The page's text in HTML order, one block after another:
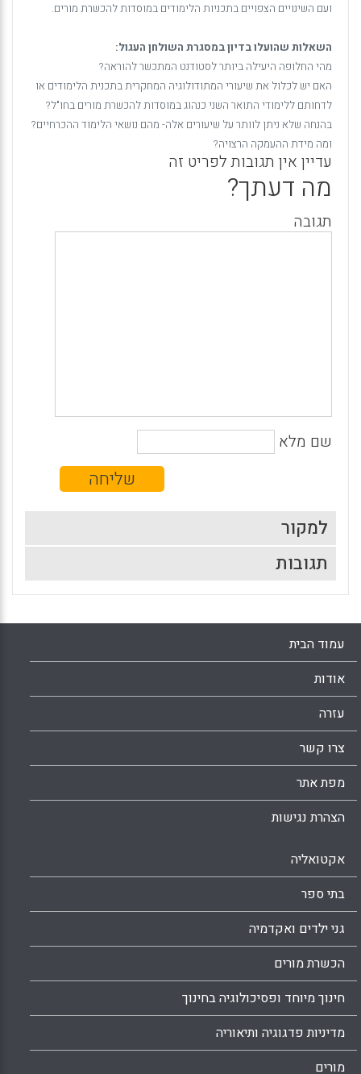
ועם השינויים הצפויים בתכניות הלימודים במוסדות להכשרת מורים.
השאלות שהועלו בדיון במסגרת השולחן העגול:
מהי החלופה היעילה ביותר לסטודנט המתכשר להוראה?
האם יש לכלול את שיעורי המתודולוגיה המחקרית בתכנית הלימודים או
לדחותם ללימודי התואר השני כנהוג במוסדות להכשרת מורים בחו"ל?
בהנחה שלא ניתן לוותר על שיעורים אלה- מהם נושאי הלימוד ההכרחיים?
ומה מידת ההעמקה הרצויה?
עדיין אין תגובות לפריט זה
מה דעתך?
תגובה
שם מלא
למקור
תגובות
עמוד הבית
אודות
עזרה
צרו קשר
מפת אתר
הצהרת נגישות
אקטואליה
בתי ספר
גני ילדים ואקדמיה
הכשרת מורים
חינוך מיוחד ופסיכולוגיה בחינוך
מדיניות פדגוגיה ותיאוריה
מורים